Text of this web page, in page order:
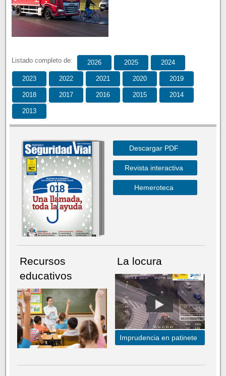
Listado completo de: 2026 2025 2024
2023 2022 2021 2020 2019
2018 2017 2016 2015 2014
2013
Descargar PDF
Revista interactiva
Hemeroteca
Recursos
educativos
La locura
Imprudencia en patinete